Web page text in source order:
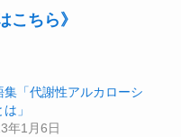
こちら》
集「代謝性アルカローシ
」
年1月6日